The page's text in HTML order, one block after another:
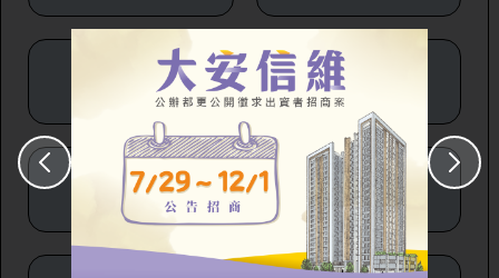
中山區(6) 松山區(1)
大安區(7) 萬華區(1)